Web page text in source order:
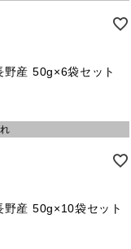
野産 50g×6袋セット
野産 50g×10袋セット